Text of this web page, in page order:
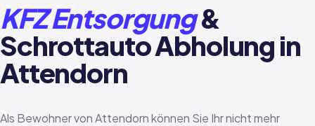
KFZ Entsorgung&
Schrottauto Abholung in
Attendorn
Als Bewohner von Attendorn können Sie Ihr nicht mehr